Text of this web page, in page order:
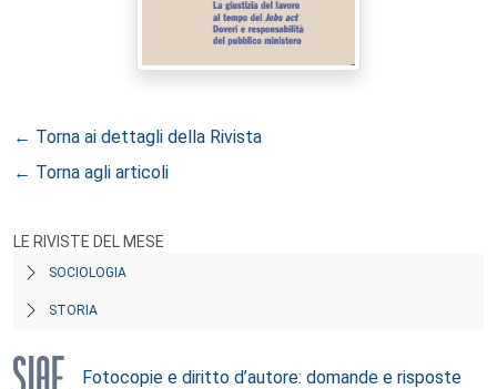
← Torna ai dettagli della Rivista
← Torna agli articoli
LE RIVISTE DEL MESE
SOCIOLOGIA
STORIA
Fotocopie e diritto d’autore: domande e risposte